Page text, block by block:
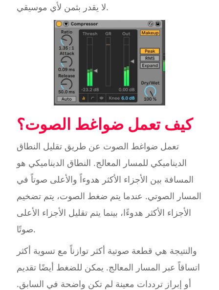
لا يقدر بثمن لأي موسيقي.
كيف تعمل ضواغط الصوت؟
تعمل ضواغط الصوت عن طريق تقليل النطاق
الديناميكي للمسار المعالج. النطاق الديناميكي هو
المسافة بين الأجزاء الأكثر هدوءاً والأعلى صوتاً في
المسار الصوتي. عندما يتم ضغط الصوت، يتم تضخيم
الأجزاء الأكثر هدوءًا، بينما يتم تقليل الأجزاء الأعلى
صوتًا.
والنتيجة هي قطعة صوتية أكثر توازناً مع تسوية أكثر
اتساقاً عبر المسار المعالج. يمكن للضغط أيضًا تقديم
أو إبراز ترددات معينة لم تكن واضحة في السابق.